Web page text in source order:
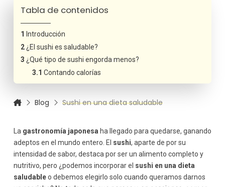
Tabla de contenidos
Introducción
¿El sushi es saludable?
¿Qué tipo de sushi engorda menos?
Contando calorías
Blog Sushi en una dieta saludable
La gastronomía japonesa ha llegado para quedarse, ganando
adeptos en el mundo entero. El sushi, aparte de por su
intensidad de sabor, destaca por ser un alimento completo y
nutritivo, pero ¿podemos incorporar el sushi en una dieta
saludableo debemos elegirlo solo cuando queramos darnos